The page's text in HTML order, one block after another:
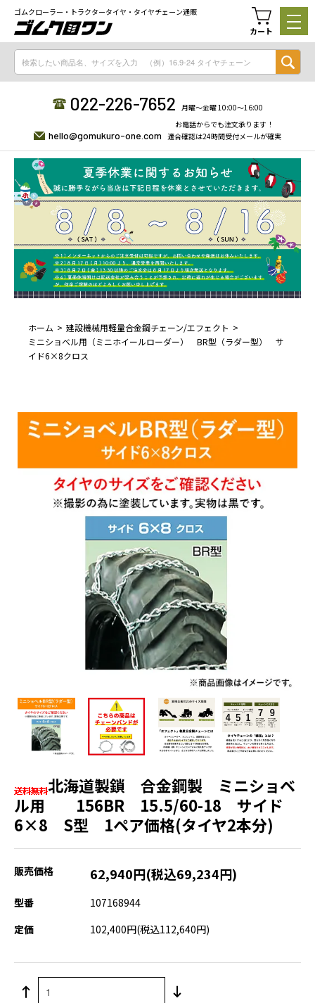
ゴムクローラー・トラクタータイヤ・タイヤチェーン通販
カート
022-226-7652 月曜〜金曜 10:00〜16:00
hello@gomukuro-one.com
お電話からでも注文承ります！
適合確認は24時間受付メールが確実
ホーム
建設機械用軽量合金鋼チェーン/エフェクト
ミニショベル用（ミニホイールローダー） BR型（ラダー型） サ
イド6×8クロス
北海道製鎖 合金鋼製 ミニショベ
ル用 156BR 15.5/60-18 サイド
6×8 S型 1ペア価格(タイヤ2本分)
販売価格 62,940円(税込69,234円)
型番
107168944
定価
102,400円(税込112,640円)